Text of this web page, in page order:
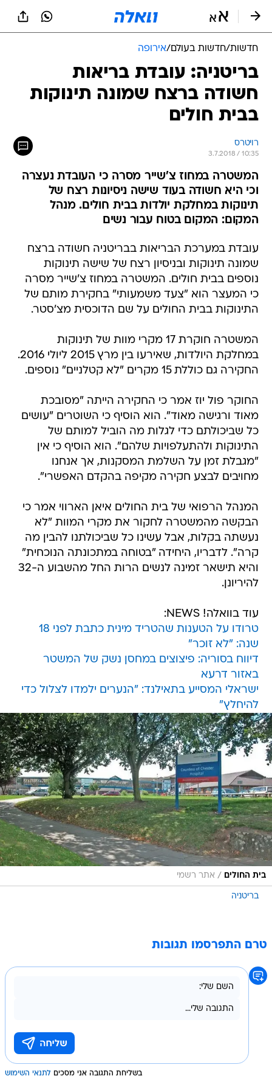
חדשות/חדשות בעולם/אירופה
בריטניה: עובדת בריאות
חשודה ברצח שמונה תינוקות
בבית חולים
רויטרס
3.7.2018 / 10:35
המשטרה במחוז צ'שייר מסרה כי העובדת נעצרה
וכי היא חשודה בעוד שישה ניסיונות רצח של
תינוקות במחלקת יולדות בבית חולים. מנהל
המקום: המקום בטוח עבור נשים
עובדת במערכת הבריאות בבריטניה חשודה ברצח
שמונה תינוקות ובניסיון רצח של שישה תינוקות
נוספים בבית חולים. המשטרה במחוז צ'שייר מסרה
כי המעצר הוא "צעד משמעותי" בחקירת מותם של
התינוקות בבית החולים על שם הדוכסית מצ'סטר.
המשטרה חוקרת 17 מקרי מוות של תינוקות
במחלקת היולדות, שאירעו בין מרץ 2015 ליולי 2016.
החקירה גם כוללת 15 מקרים "לא קטלניים" נוספים.
החוקר פול יוז אמר כי החקירה הייתה "מסובכת
מאוד ורגישה מאוד". הוא הוסיף כי השוטרים "עושים
כל שביכולתם כדי לגלות מה הוביל למותם של
התינוקות ולהתעלפויות שלהם". הוא הוסיף כי אין
"מגבלת זמן על השלמת המסקנות, אך אנחנו
מחויבים לבצע חקירה מקיפה בהקדם האפשרי".
המנהל הרפואי של בית החולים איאן הארווי אמר כי
הבקשה מהמשטרה לחקור את מקרי המוות "לא
נעשתה בקלות, אבל עשינו כל שביכולתנו להבין מה
קרה". לדבריו, היחידה "בטוחה במתכונתה הנוכחית"
והיא תישאר זמינה לנשים הרות החל מהשבוע ה-32
להיריונן.
עוד בוואלה! NEWS:
טרודו על הטענות שהטריד מינית כתבת לפני 18
שנה: "לא זוכר"
דיווח בסוריה: פיצוצים במחסן נשק של המשטר
באזור דרעא
ישראלי המסייע בתאילנד: "הנערים ילמדו לצלול כדי
להיחלץ"
בית החולים / אתר רשמי
בריטניה
טרם התפרסמו תגובות
בשליחת התגובה אני מסכים לתנאי השימוש